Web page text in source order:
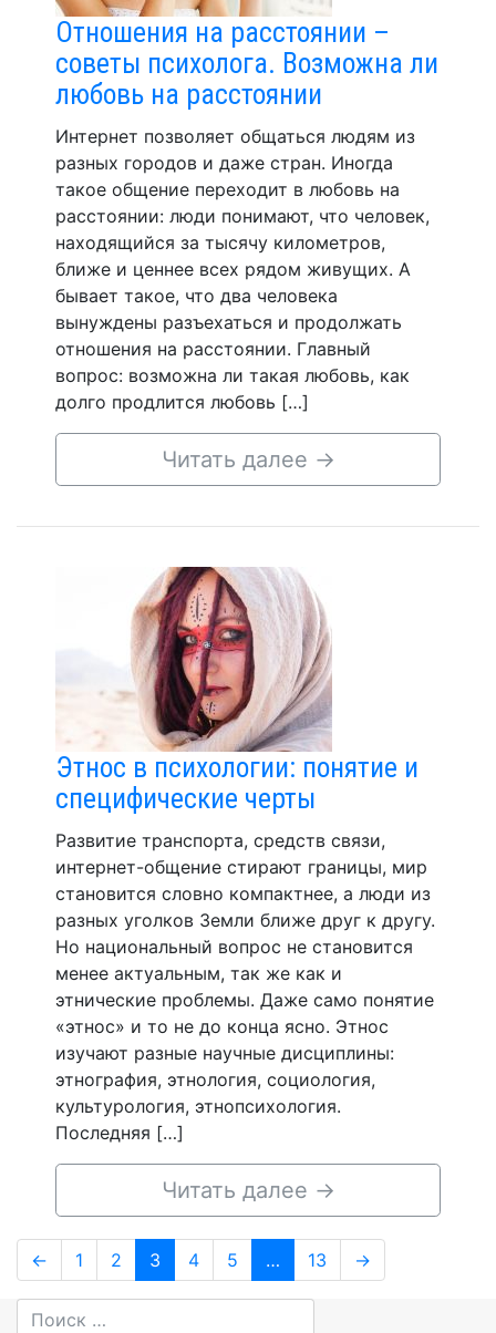
Отношения на расстоянии –
советы психолога. Возможна ли
любовь на расстоянии
Интернет позволяет общаться людям из
разных городов и даже стран. Иногда
такое общение переходит в любовь на
расстоянии: люди понимают, что человек,
находящийся за тысячу километров,
ближе и ценнее всех рядом живущих. А
бывает такое, что два человека
вынуждены разъехаться и продолжать
отношения на расстоянии. Главный
вопрос: возможна ли такая любовь, как
долго продлится любовь […]
Читать далее →
Этнос в психологии: понятие и
специфические черты
Развитие транспорта, средств связи,
интернет-общение стирают границы, мир
становится словно компактнее, а люди из
разных уголков Земли ближе друг к другу.
Но национальный вопрос не становится
менее актуальным, так же как и
этнические проблемы. Даже само понятие
«этнос» и то не до конца ясно. Этнос
изучают разные научные дисциплины:
этнография, этнология, социология,
культурология, этнопсихология.
Последняя […]
Читать далее →
Навигация
по
записям
← Page
1 Page
2 Page
3 Page
4 Page
5 … Page
13 →